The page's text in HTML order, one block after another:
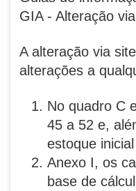
GIA - Alteração
A alteração via
alterações a
No quadro C
45 a 52 e,
estoque
Anexo I, os
base de